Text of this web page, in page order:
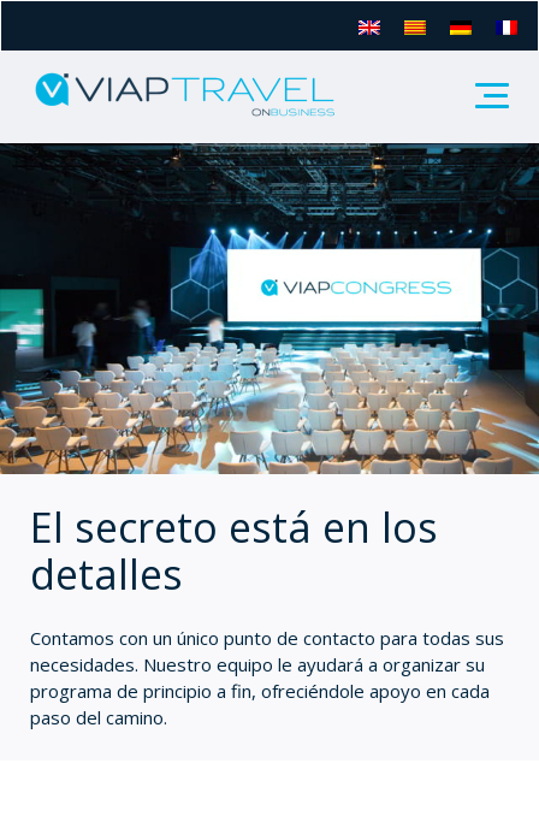
El secreto está en los
detalles
Contamos con un único punto de contacto para todas sus
necesidades. Nuestro equipo le ayudará a organizar su
programa de principio a fin, ofreciéndole apoyo en cada
paso del camino.